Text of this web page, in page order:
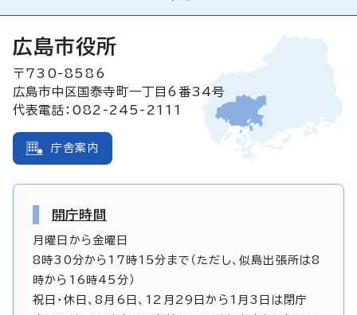
広島市役所
〒730-8586
広島市中区国泰寺町一丁目6番34号
代表電話：082-245-2111
庁舎案内
開庁時間
月曜日から金曜日
8時30分から17時15分まで（ただし、似島出張所は8
時から16時45分）
祝日・休日、8月6日、12月29日から1月3日は閉庁